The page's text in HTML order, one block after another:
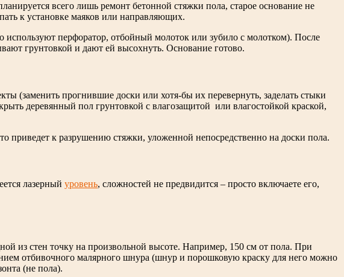
всего лишь ремонт бетонной стяжки пола, старое основание не
к установке маяков или направляющих.
используют перфоратор, отбойный молоток или зубило с молотком). После
грунтовкой и дают ей высохнуть. Основание готово.
(заменить прогнившие доски или хотя-бы их перевернуть, заделать стыки
деревянный пол грунтовкой с влагозащитой или влагостойкой краской,
приведет к разрушению стяжки, уложенной непосредственно на доски пола.
лазерный уровень, сложностей не предвидится – просто включаете его,
из стен точку на произвольной высоте. Например, 150 см от пола. При
отбивочного малярного шнура (шнур и порошковую краску для него можно
(не пола).